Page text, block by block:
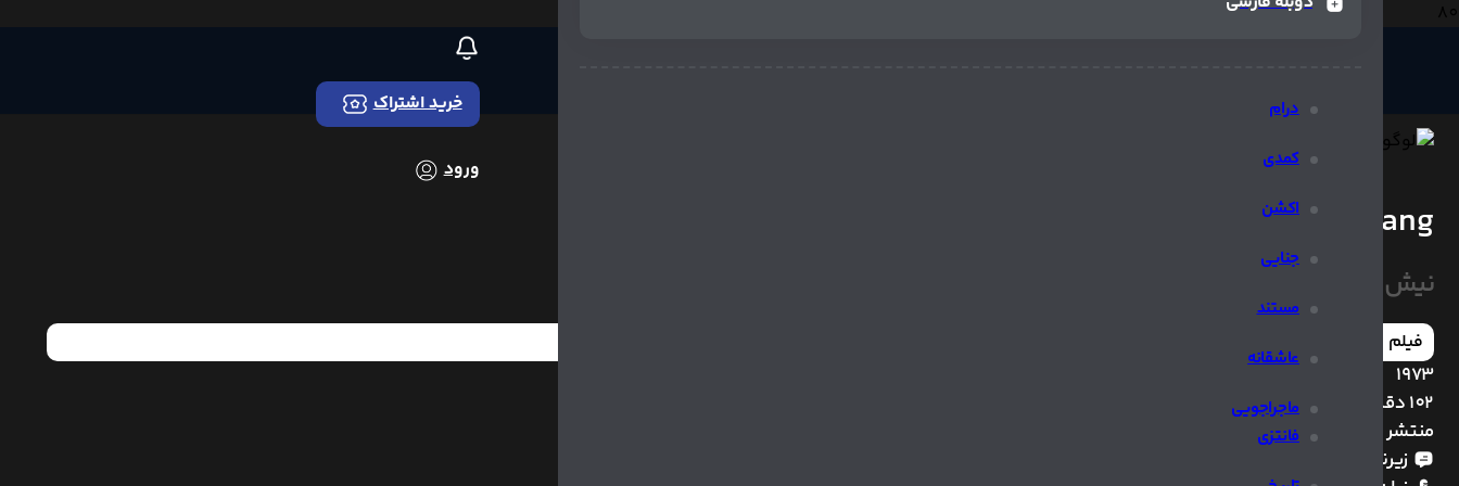
درام
کمدی
اکشن
جنایی
مستند
عاشقانه
ماجراجویی
فانتزی
خرید اشتراک
ورود
White Fang
نیش سفید
فیلم
1973
102 دقیقه
منتشر شده
زیرنویس چسبیده